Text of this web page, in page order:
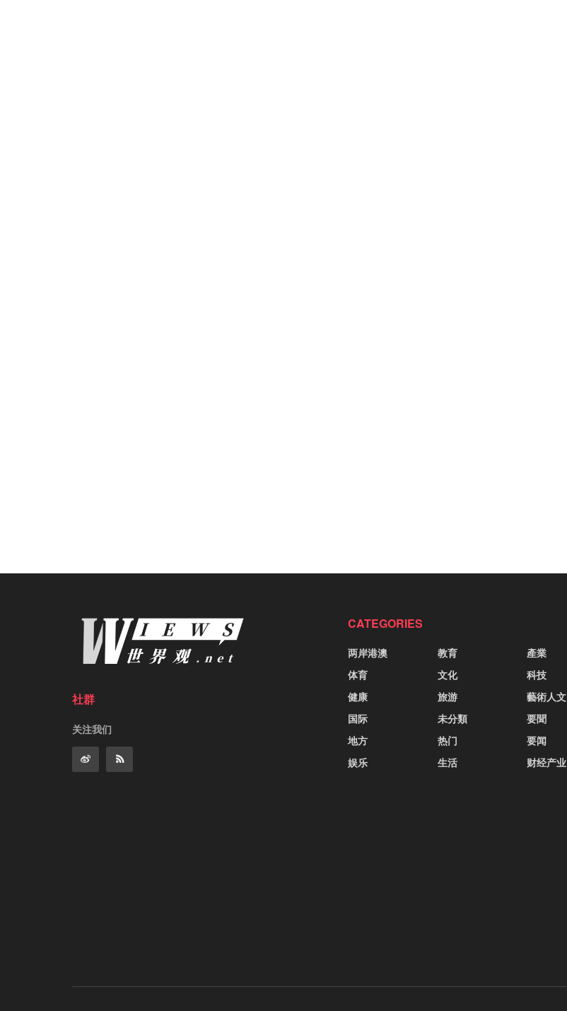
社群
关注我们
CATEGORIES
两岸港澳
体育
健康
国际
地方
娱乐
教育
文化
旅游
未分類
热门
生活
產業
科技
藝術人文
要聞
要闻
财经产业